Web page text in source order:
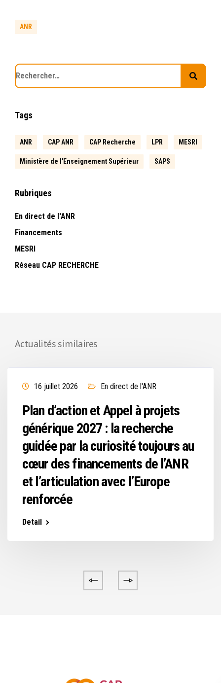
ANR
Tags
ANR CAP ANR CAP Recherche LPR MESRI
Ministère de l'Enseignement Supérieur SAPS
Rubriques
En direct de l'ANR
Financements
MESRI
Réseau CAP RECHERCHE
Actualités similaires
16 juillet 2026 En direct de l'ANR
Plan d’action et Appel à projets
générique 2027 : la recherche
guidée par la curiosité toujours au
cœur des financements de l’ANR
et l’articulation avec l’Europe
renforcée
Detail